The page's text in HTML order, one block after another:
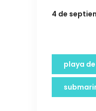
4 de
playa